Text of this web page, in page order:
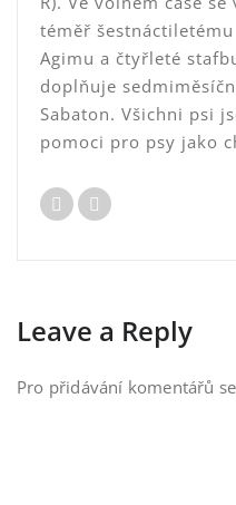
téměř
Agimu a čtyřleté
doplňuje
Sabaton. Všichni psi
pomoci pro psy jako
Leave a Reply
Pro přidávání komentářů